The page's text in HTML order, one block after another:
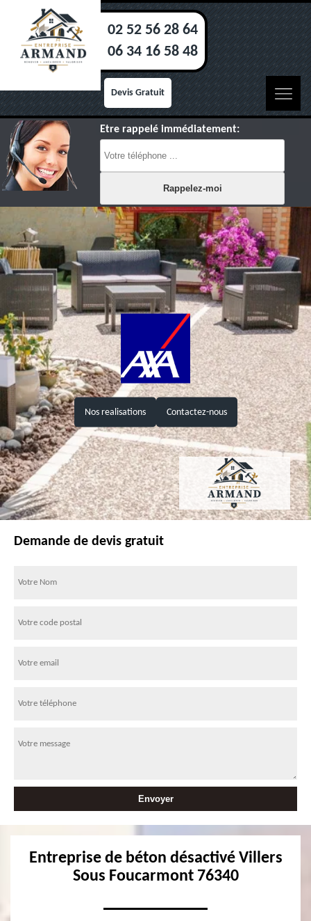
02 52 56 28 64
06 34 16 58 48
Devis Gratuit
Etre rappelé immédiatement:
Nos realisations Contactez-nous
Demande de devis gratuit
Entreprise de béton désactivé Villers
Sous Foucarmont 76340